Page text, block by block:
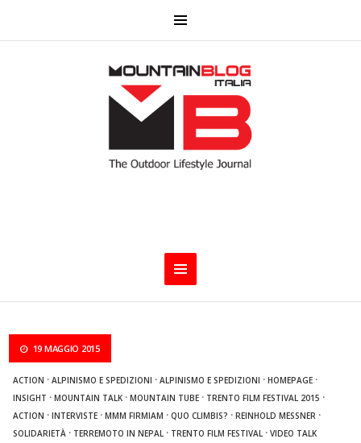
19 MAGGIO 2015
ACTION ·ALPINISMO E SPEDIZIONI ·ALPINISMO E SPEDIZIONI ·HOMEPAGE ·
INSIGHT ·MOUNTAIN TALK ·MOUNTAIN TUBE · TRENTO FILM FESTIVAL 2015 ·
ACTION ·INTERVISTE ·MMM FIRMIAM ·QUO CLIMBIS? ·REINHOLD MESSNER ·
SOLIDARIETÀ · TERREMOTO IN NEPAL · TRENTO FILM FESTIVAL ·VIDEO TALK